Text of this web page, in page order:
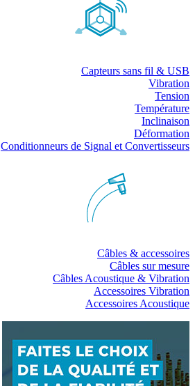
Capteurs sans fil & USB
Vibration
Tension
Température
Inclinaison
Déformation
Conditionneurs de Signal et Convertisseurs
Câbles & accessoires
Câbles sur mesure
Câbles Acoustique & Vibration
Accessoires Vibration
Accessoires Acoustique